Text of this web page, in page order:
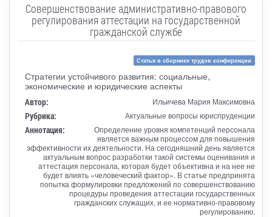
Совершенствование административно-правового
регулирования аттестации на государственной
гражданской службе
Статья в сборнике трудов конференции
Стратегии устойчивого развития: социальные,
экономические и юридические аспекты
Автор: Ильичева Мария Максимовна
Рубрика: Актуальные вопросы юриспруденции
Аннотация:
Определение уровня компетенций персонала
является важным процессом для повышения
эффективности их деятельности. На сегодняшний день является
актуальным вопрос разработки такой системы оценивания и
аттестация персонала, которая будет объективна и на нее не
будет влиять «человеческий фактор». В статье предпринята
попытка формулировки предложений по совершенствованию
процедуры проведения аттестации государственных
гражданских служащих, и ее нормативно-правовому
регулированию.